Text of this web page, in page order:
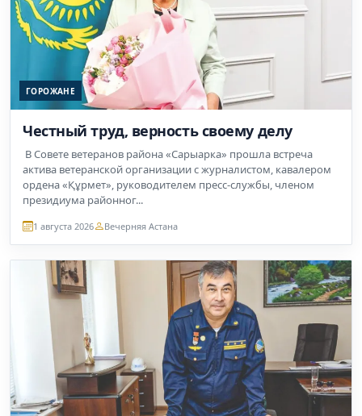
ГОРОЖАНЕ
Честный труд, верность своему делу
В Совете ветеранов района «Сарыарка» прошла встреча
актива ветеранской организации с журналистом, кавалером
ордена «Құрмет», руководителем пресс-службы, членом
президиума районног...
1 августа 2026 Вечерняя Астана